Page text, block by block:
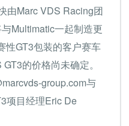
由Marc VDS Racing团
Multimatic一起制造更
性GT3包装的客户赛车
的价格尚未确定。
group.com与
项目经理Eric De